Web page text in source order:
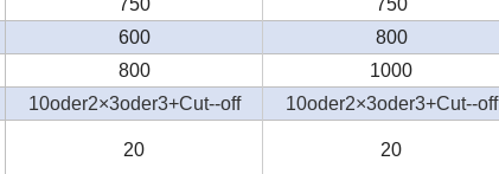
750 750
600 800
800 1000
10oder2×3oder3+Cut--off 10oder2×3oder3+Cut--off
20 20